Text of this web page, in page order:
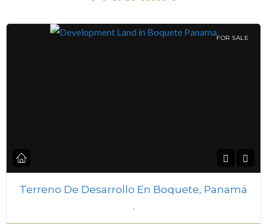
FOR SALE
Terreno De Desarrollo En Boquete, Panamá